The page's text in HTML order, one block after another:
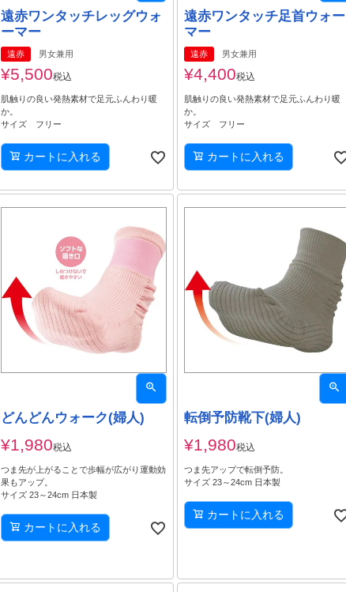
遠赤ワンタッチレッグウォ
ーマー
遠赤 男女兼用
¥5,500税込
肌触りの良い発熱素材で足元ふんわり暖
か。
サイズ フリー
カートに入れる
遠赤ワンタッチ足首ウォー
マー
遠赤 男女兼用
¥4,400税込
肌触りの良い発熱素材で足元ふんわり暖
か。
サイズ フリー
カートに入れる
どんどんウォーク(婦人)
¥1,980税込
つま先が上がることで歩幅が広がり運動効
果もアップ。
サイズ 23～24cm 日本製
カートに入れる
転倒予防靴下(婦人)
¥1,980税込
つま先アップで転倒予防。
サイズ 23～24cm 日本製
カートに入れる